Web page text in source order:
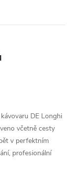
DE Longhi
včetně cesty
v perfektním
profesionální